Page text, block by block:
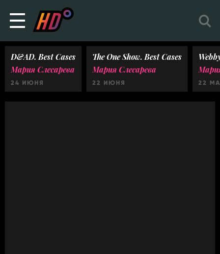
D&AD. Best Cases
Мария Слесарева
24 ИЮНЯ
The One Show. Best Cases
Мария Слесарева
22 ИЮНЯ 22